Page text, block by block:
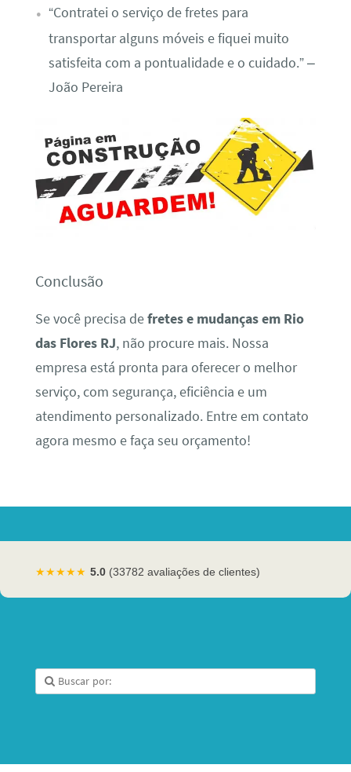
“Contratei o serviço de fretes para
transportar alguns móveis e fiquei muito
satisfeita com a pontualidade e o cuidado.” –
João Pereira
Conclusão
Se você precisa defretes e mudanças em Rio
das Flores RJ, não procure mais. Nossa
empresa está pronta para oferecer o melhor
serviço, com segurança, eficiência e um
atendimento personalizado. Entre em contato
agora mesmo e faça seu orçamento!
★★★★★ 5.0 (33782 avaliações de clientes)